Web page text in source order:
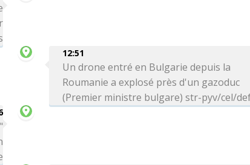
12:51
Un drone entré en Bulgarie depuis la
Roumanie a explosé près d'un gazoduc
(Premier ministre bulgare) str-pyv/cel/